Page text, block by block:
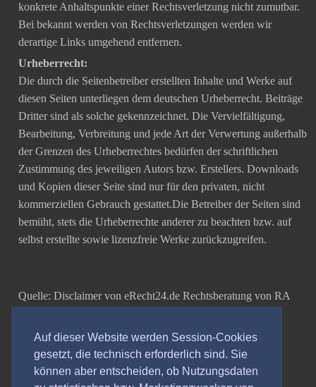
Auf dieser Website werden Session-Cookies
gesetzt, die technisch erforderlich sind. Sie
können aber entscheiden, ob Nutzungsdaten
konkrete Anhaltspunkte einer Rechtsverletzung nicht zumutbar.
Bei bekannt werden von Rechtsverletzungen werden wir
derartige Links umgehend entfernen.
Urheberrecht:
Die durch die Seitenbetreiber erstellten Inhalte und Werke auf
diesen Seiten unterliegen dem deutschen Urheberrecht. Beiträge
Dritter sind als solche gekennzeichnet. Die Vervielfältigung,
Bearbeitung, Verbreitung und jede Art der Verwertung außerhalb
der Grenzen des Urheberrechtes bedürfen der schriftlichen
Zustimmung des jeweiligen Autors bzw. Erstellers. Downloads
und Kopien dieser Seite sind nur für den privaten, nicht
kommerziellen Gebrauch gestattet.Die Betreiber der Seiten sind
bemüht, stets die Urheberrechte anderer zu beachten bzw. auf
selbst erstellte sowie lizenzfreie Werke zurückzugreifen.
Quelle: Disclaimer von eRecht24.de Rechtsberatung von RA